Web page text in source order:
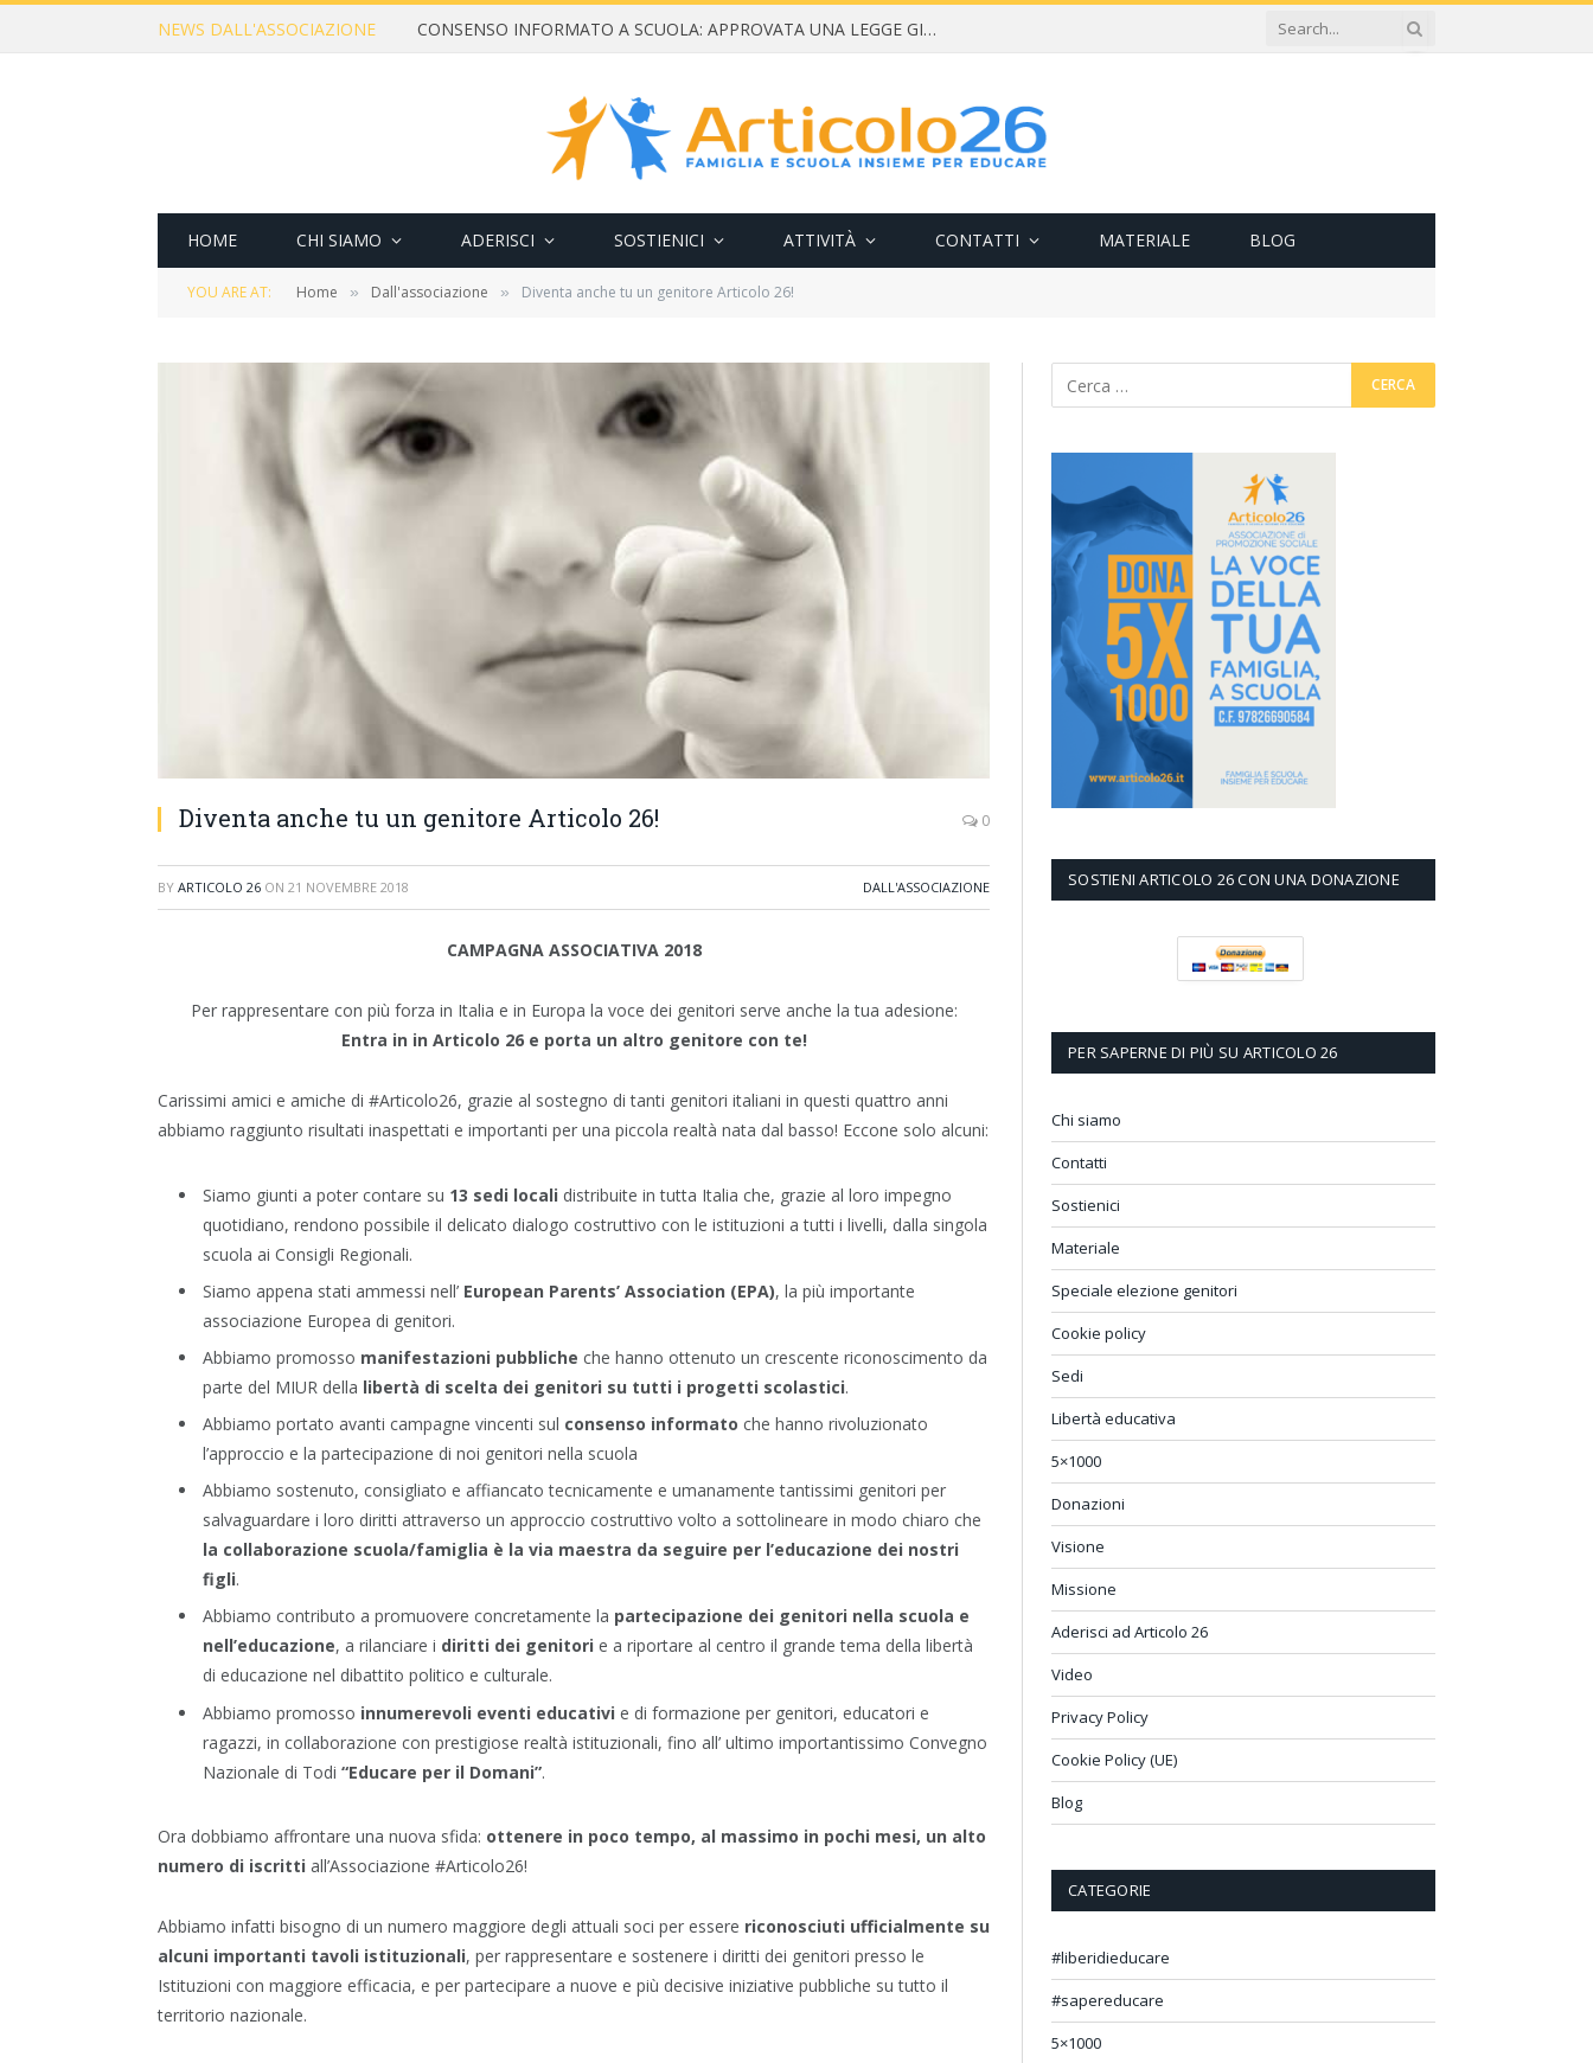
NEWS DALL'ASSOCIAZIONE CONSENSO INFORMATO A SCUOLA: APPROVATA UNA LEGGE GIUSTA E NECESSARIA
HOME CHI SIAMO ADERISCI SOSTIENICI ATTIVITÀ CONTATTI MATERIALE BLOG
YOU ARE AT: Home » Dall'associazione » Diventa anche tu un genitore Articolo 26!
Diventa anche tu un genitore Articolo 26! 0
BY ARTICOLO 26 ON 21 NOVEMBRE 2018 DALL'ASSOCIAZIONE
CAMPAGNA ASSOCIATIVA 2018
Per rappresentare con più forza in Italia e in Europa la voce dei genitori serve anche la tua adesione:
Entra in in Articolo 26 e porta un altro genitore con te!
Carissimi amici e amiche di #Articolo26, grazie al sostegno di tanti genitori italiani in questi quattro anni
abbiamo raggiunto risultati inaspettati e importanti per una piccola realtà nata dal basso! Eccone solo alcuni:
Siamo giunti a poter contare su 13 sedi locali distribuite in tutta Italia che, grazie al loro impegno
quotidiano, rendono possibile il delicato dialogo costruttivo con le istituzioni a tutti i livelli, dalla singola
scuola ai Consigli Regionali.
Siamo appena stati ammessi nell’ European Parents’ Association (EPA), la più importante
associazione Europea di genitori.
Abbiamo promosso manifestazioni pubbliche che hanno ottenuto un crescente riconoscimento da
parte del MIUR della libertà di scelta dei genitori su tutti i progetti scolastici.
Abbiamo portato avanti campagne vincenti sul consenso informato che hanno rivoluzionato
l’approccio e la partecipazione di noi genitori nella scuola
Abbiamo sostenuto, consigliato e affiancato tecnicamente e umanamente tantissimi genitori per
salvaguardare i loro diritti attraverso un approccio costruttivo volto a sottolineare in modo chiaro che
la collaborazione scuola/famiglia è la via maestra da seguire per l’educazione dei nostri
figli.
Abbiamo contributo a promuovere concretamente la partecipazione dei genitori nella scuola e
nell’educazione, a rilanciare i diritti dei genitori e a riportare al centro il grande tema della libertà
di educazione nel dibattito politico e culturale.
Abbiamo promosso innumerevoli eventi educativi e di formazione per genitori, educatori e
ragazzi, in collaborazione con prestigiose realtà istituzionali, fino all’ ultimo importantissimo Convegno
Nazionale di Todi “Educare per il Domani”.
Ora dobbiamo affrontare una nuova sfida: ottenere in poco tempo, al massimo in pochi mesi, un alto
numero di iscritti all’Associazione #Articolo26!
Abbiamo infatti bisogno di un numero maggiore degli attuali soci per essere riconosciuti ufficialmente su
alcuni importanti tavoli istituzionali, per rappresentare e sostenere i diritti dei genitori presso le
Istituzioni con maggiore efficacia, e per partecipare a nuove e più decisive iniziative pubbliche su tutto il
territorio nazionale.
SOSTIENI ARTICOLO 26 CON UNA DONAZIONE
PER SAPERNE DI PIÙ SU ARTICOLO 26
Chi siamo
Contatti
Sostienici
Materiale
Speciale elezione genitori
Cookie policy
Sedi
Libertà educativa
5×1000
Donazioni
Visione
Missione
Aderisci ad Articolo 26
Video
Privacy Policy
Cookie Policy (UE)
Blog
CATEGORIE
#liberidieducare
#sapereducare
5×1000